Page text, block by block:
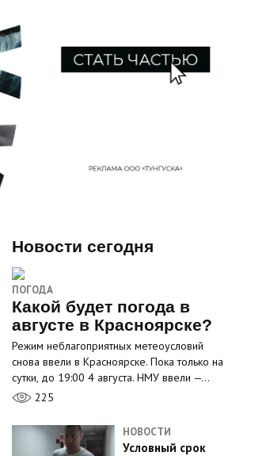
Новости сегодня
ПОГОДА
Какой будет погода в
августе в Красноярске?
Режим неблагоприятных метеоусловий
снова ввели в Красноярске. Пока только на
сутки, до 19:00 4 августа. НМУ ввели —…
225
НОВОСТИ
Условный срок